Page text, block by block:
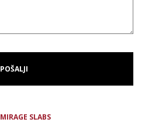
MIRAGE SLABS